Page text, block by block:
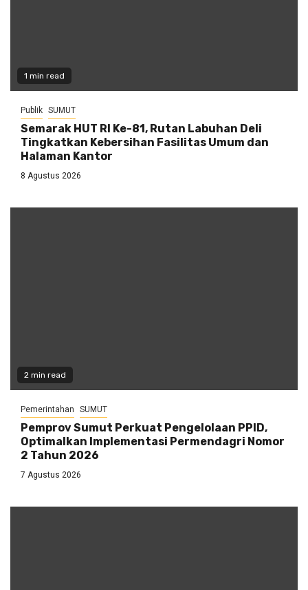
1 min read
Publik SUMUT
Semarak HUT RI Ke-81, Rutan Labuhan Deli
Tingkatkan Kebersihan Fasilitas Umum dan
Halaman Kantor
8 Agustus 2026
2 min read
Pemerintahan SUMUT
Pemprov Sumut Perkuat Pengelolaan PPID,
Optimalkan Implementasi Permendagri Nomor
2 Tahun 2026
7 Agustus 2026